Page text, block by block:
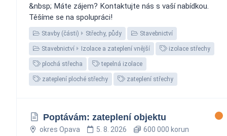
&nbsp; Máte zájem? Kontaktujte nás s vaší nabídkou.
Těšíme se na spolupráci!
Stavby (části) Střechy, půdy Stavebnictví
Stavebnictví Izolace a zateplení vnější izolace střechy
plochá střecha tepelná izolace
zateplení ploché střechy zateplení střechy
Poptávám: zateplení objektu
okres Opava 5. 8. 2026 600 000 korun